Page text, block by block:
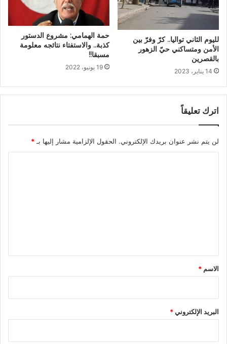
لليوم الثاني تواليا.. كرّ وفرّ بين
الأمن ومتساكني حيّ الزهور
بالقصرين
14 يناير، 2023
حمة الهمامي: مشروع الدستور
كذبة.. والاستفتاء نتائجه معلومة
مسبقا!!
19 يونيو، 2022
اترك تعليقاً
لن يتم نشر عنوان بريدك الإلكتروني. الحقول الإلزامية مشار إليها بـ *
*
الاسم *
البريد الإلكتروني*